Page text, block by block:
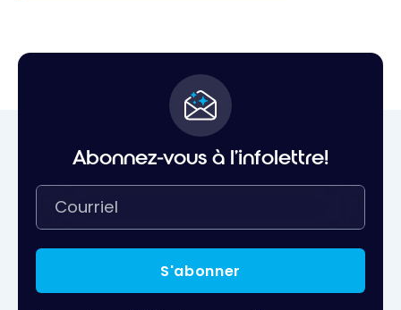
Abonnez-vous à l'infolettre!
S'abonner